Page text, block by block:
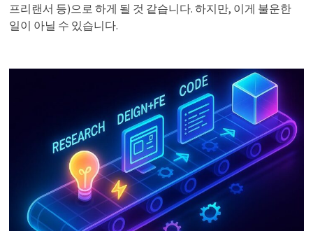
프리랜서 등)으로 하게 될 것 같습니다. 하지만, 이게 불운한
일이 아닐 수 있습니다.